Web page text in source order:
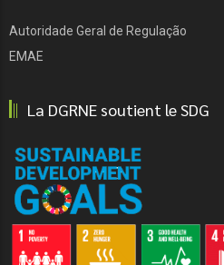
Autoridade Geral de Regulação
EMAE
La DGRNE soutient le SDG